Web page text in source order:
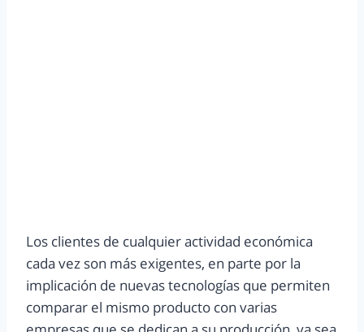
Los clientes de cualquier actividad económica
cada vez son más exigentes, en parte por la
implicación de nuevas tecnologías que permiten
comparar el mismo producto con varias